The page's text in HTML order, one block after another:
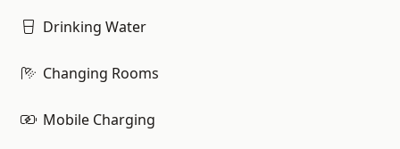
Drinking Water
Changing Rooms
Mobile Charging